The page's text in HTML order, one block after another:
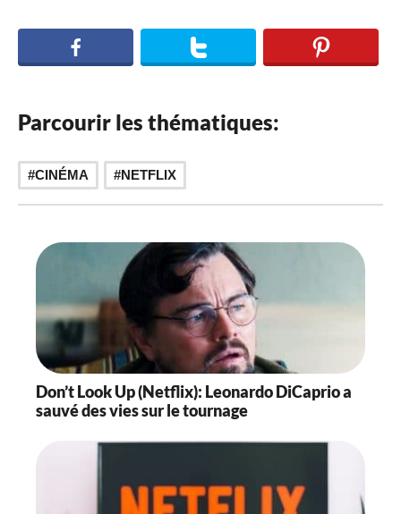
Parcourir les thématiques:
CINÉMA NETFLIX
Don’t Look Up (Netflix): Leonardo DiCaprio a
sauvé des vies sur le tournage